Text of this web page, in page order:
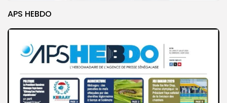
APS HEBDO